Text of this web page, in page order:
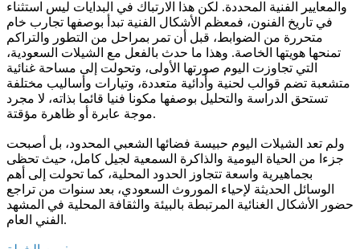
والمعايير الفنية المحددة. لكن هذا الارتباك في البدايات ليس استثناء
في تاريخ الفنون، فمعظم الأشكال الفنية تبدأ بوصفها تجارب خام
متحررة من الضوابط، قبل أن تمر بمراحل من التطور والتراكم
تمنحها هويتها الخاصة. وهذا ما حدث بالفعل مع الشيلات السعودية،
التي تجاوزت اليوم صورتها الأولى، وتحولت إلى مساحة غنائية
متشعبة تضم قوالب لحنية وأدائية متعددة، وتيارات وأساليب مختلفة
تستحق الدراسة والتحليل بوصفها مكونا فنيا قائما بذاته، لا مجرد
موجة عابرة أو ظاهرة مؤقتة.
ولم تعد الشيلات اليوم حبيسة فضائها الشعبي المحدود، بل أصبحت
جزءا من الحياة اليومية والذاكرة السمعية لجيل كامل، حيث تحظى
بجماهيرية واسعة تتجاوز الحدود المحلية، كما تحولت إلى أهم
الوسائل الحديثة لإحياء الموروث السعودي، بعد سنوات من تراجع
حضور الأشكال الغنائية المرتبطة بالبيئة والثقافة المحلية في المشهد
الفني العام.